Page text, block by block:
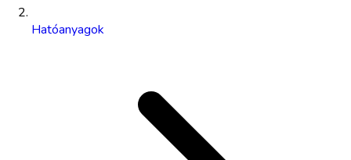
Hatóanyagok